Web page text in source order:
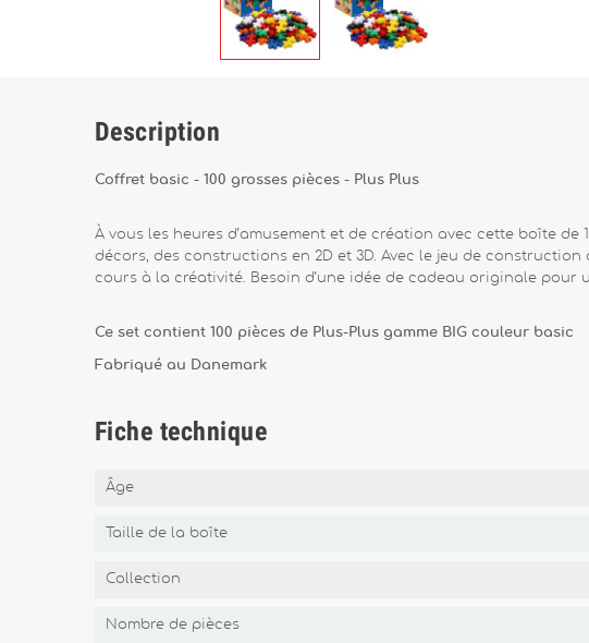
Description
Coffret basic - 100 grosses pièces - Plus Plus
À vous les heures d’amusement et de création avec cette boîte de
décors, des constructions en 2D et 3D. Avec le jeu de
cours à la créativité. Besoin d’une idée de cadeau originale pour
Ce set contient 100 pièces de Plus-Plus gamme BIG couleur basic
Fabriqué au Danemark
Fiche technique
Âge
Taille de la boîte
Collection
Nombre de pièces